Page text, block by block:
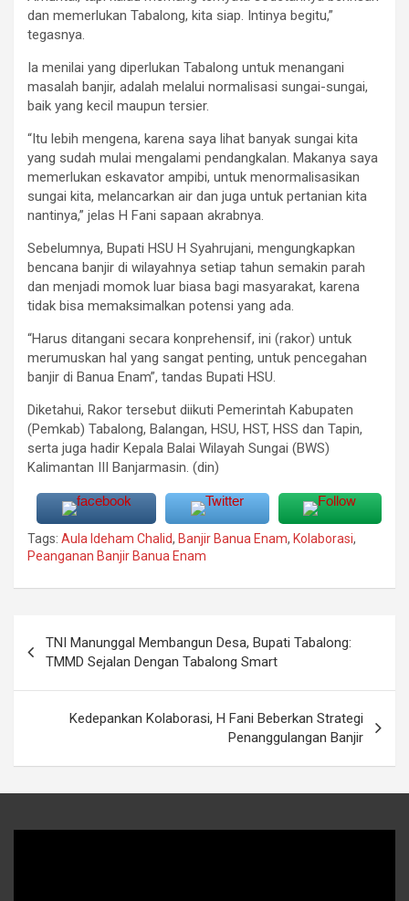
dan memerlukan Tabalong, kita siap. Intinya begitu,”
tegasnya.
Ia menilai yang diperlukan Tabalong untuk menangani
masalah banjir, adalah melalui normalisasi sungai-sungai,
baik yang kecil maupun tersier.
“Itu lebih mengena, karena saya lihat banyak sungai kita
yang sudah mulai mengalami pendangkalan. Makanya saya
memerlukan eskavator ampibi, untuk menormalisasikan
sungai kita, melancarkan air dan juga untuk pertanian kita
nantinya,” jelas H Fani sapaan akrabnya.
Sebelumnya, Bupati HSU H Syahrujani, mengungkapkan
bencana banjir di wilayahnya setiap tahun semakin parah
dan menjadi momok luar biasa bagi masyarakat, karena
tidak bisa memaksimalkan potensi yang ada.
“Harus ditangani secara konprehensif, ini (rakor) untuk
merumuskan hal yang sangat penting, untuk pencegahan
banjir di Banua Enam”, tandas Bupati HSU.
Diketahui, Rakor tersebut diikuti Pemerintah Kabupaten
(Pemkab) Tabalong, Balangan, HSU, HST, HSS dan Tapin,
serta juga hadir Kepala Balai Wilayah Sungai (BWS)
Kalimantan III Banjarmasin. (din)
Tags: Aula Ideham Chalid, Banjir Banua Enam, Kolaborasi,
Peanganan Banjir Banua Enam
pos
TNI Manunggal Membangun Desa, Bupati Tabalong:
TMMD Sejalan Dengan Tabalong Smart
Kedepankan Kolaborasi, H Fani Beberkan Strategi
Penanggulangan Banjir